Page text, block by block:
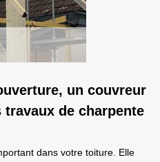
un couvreur
de charpente
dans votre toiture. Elle